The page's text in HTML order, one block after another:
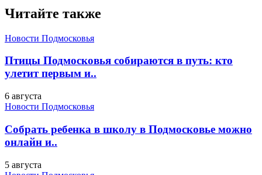
Читайте также
Новости Подмосковья
Птицы Подмосковья собираются в путь: кто
улетит первым и..
6 августа
Новости Подмосковья
Собрать ребенка в школу в Подмосковье можно
онлайн и..
5 августа